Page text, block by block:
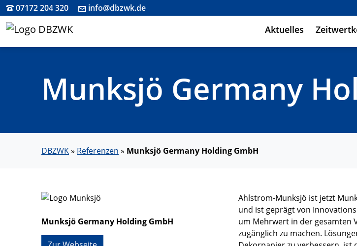
07172 204 320 info@dbzwk.de
Aktuelles
Munksjö Germany
DBZWK» Referenzen » Munksjö Germany Holding GmbH
Munksjö Germany Holding GmbH
Ahlstrom-Munksjö ist jetzt
und ist geprägt von
um Mehrwert in der gesamten
zugänglich zu machen.